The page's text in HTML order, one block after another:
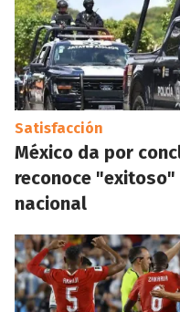
Satisfacción
México da por
reconoce
nacional